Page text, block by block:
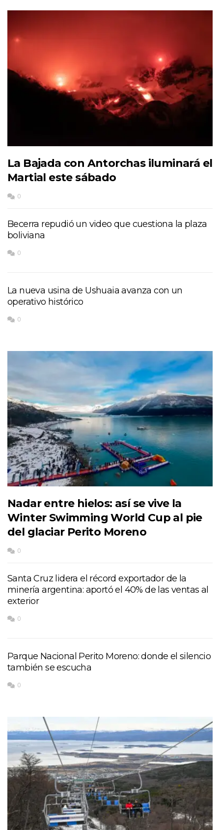
La Bajada con Antorchas iluminará el
Martial este sábado
0
Becerra repudió un video que cuestiona la plaza
boliviana
0
La nueva usina de Ushuaia avanza con un
operativo histórico
0
Nadar entre hielos: así se vive la
Winter Swimming World Cup al pie
del glaciar Perito Moreno
0
Santa Cruz lidera el récord exportador de la
minería argentina: aportó el 40% de las ventas al
exterior
0
Parque Nacional Perito Moreno: donde el silencio
también se escucha
0